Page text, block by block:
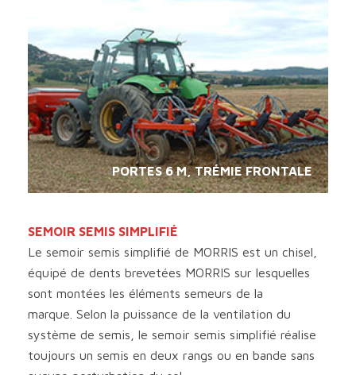
PORTES 6 M, TRÉMIE FRONTALE
SEMOIR SEMIS SIMPLIFIÉ
Le semoir semis simplifié de MORRIS est un chisel,
équipé de dents brevetées MORRIS sur lesquelles
sont montées les éléments semeurs de la
marque. Selon la puissance de la ventilation du
système de semis, le semoir semis simplifié réalise
toujours un semis en deux rangs ou en bande sans